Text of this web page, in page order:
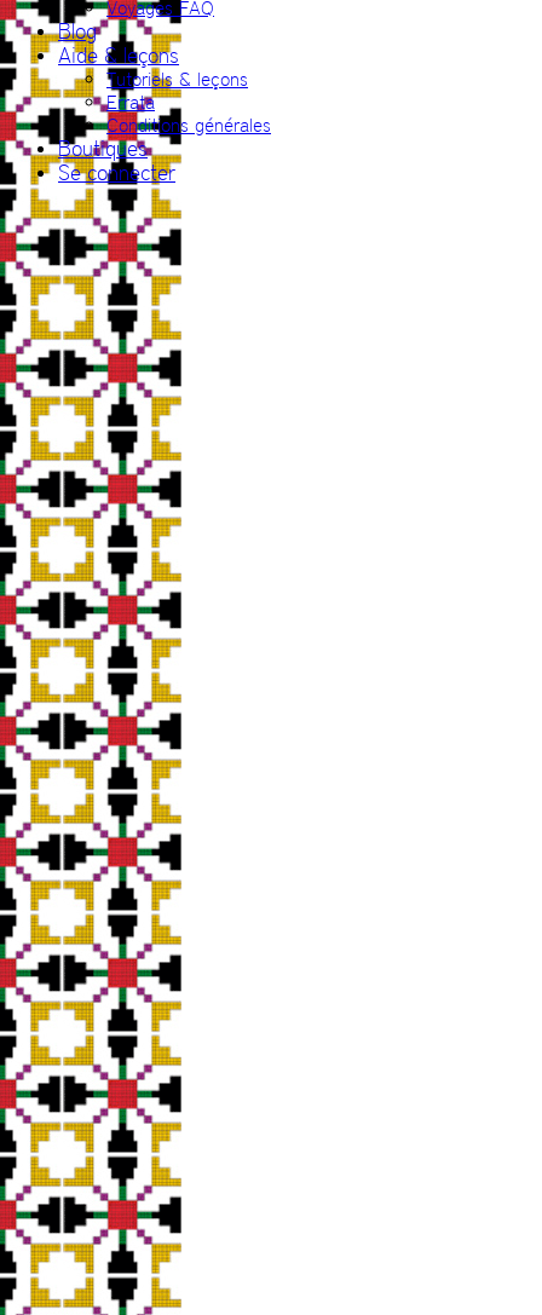
Voyages FAQ
Blog
Aide & leçons
Tutoriels & leçons
Errata
Conditions générales
Boutiques
Se connecter